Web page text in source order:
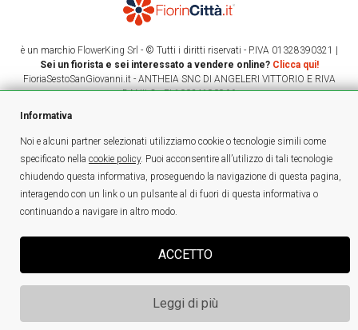
ATTENZIONE: SOSPESI NUOVI ORDINI PER CONSEGNE DAL 07/08
AL 03/09(FERIE)
GLI ORDINI GIÀ EFFETTUATI SARANNO CONSEGNATI
REGOLARMENTE
è un marchio FlowerKing Srl - © Tutti i diritti riservati - P.IVA 01328390321 |
Sei un fiorista e sei interessato a vendere online? Clicca qui!
FioriaSestoSanGiovanni.it - ANTHEIA SNC DI ANGELERI VITTORIO E RIVA
DANILO - PI:10034190966
Informativa
Noi e alcuni partner selezionati utilizziamo cookie o tecnologie simili come
specificato nella cookie policy. Puoi acconsentire all’utilizzo di tali tecnologie
chiudendo questa informativa, proseguendo la navigazione di questa pagina,
interagendo con un link o un pulsante al di fuori di questa informativa o
continuando a navigare in altro modo.
ACCETTO
Leggi di più